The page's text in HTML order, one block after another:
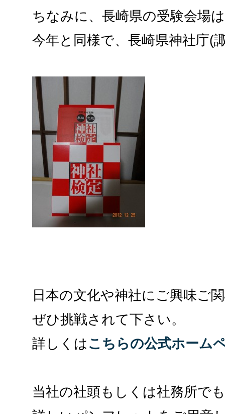
ちなみに、長崎県の受験会場は
今年と同様で、長崎県神社庁(
日本の文化や神社にご興味ご
ぜひ挑戦されて下さい。
詳しくはこちらの公式ホーム
当社の社頭もしくは社務所でも